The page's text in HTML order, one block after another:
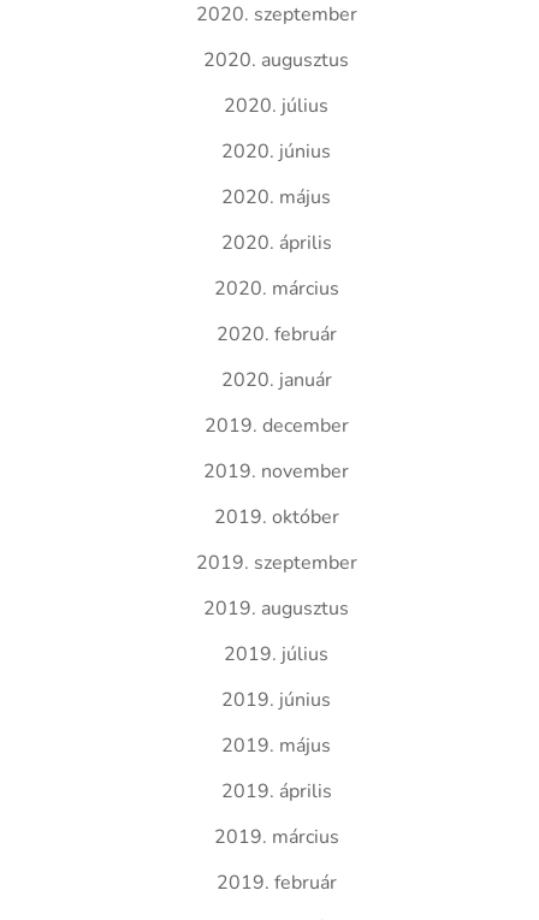
2020. szeptember
2020. augusztus
2020. július
2020. június
2020. május
2020. április
2020. március
2020. február
2020. január
2019. december
2019. november
2019. október
2019. szeptember
2019. augusztus
2019. július
2019. június
2019. május
2019. április
2019. március
2019. február